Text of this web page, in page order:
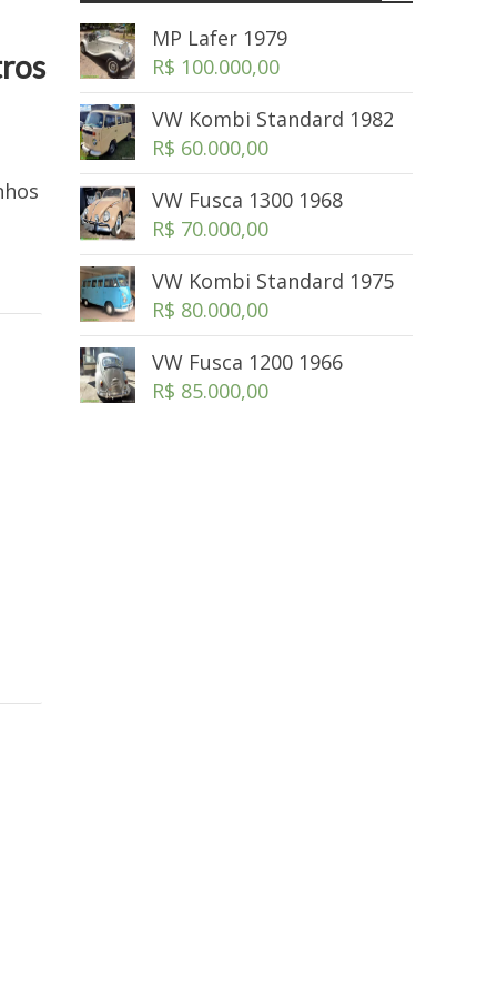
MP Lafer 1979
R$ 100.000,00
VW Kombi Standard 1982
R$ 60.000,00
VW Fusca 1300 1968
R$ 70.000,00
VW Kombi Standard 1975
R$ 80.000,00
VW Fusca 1200 1966
R$ 85.000,00